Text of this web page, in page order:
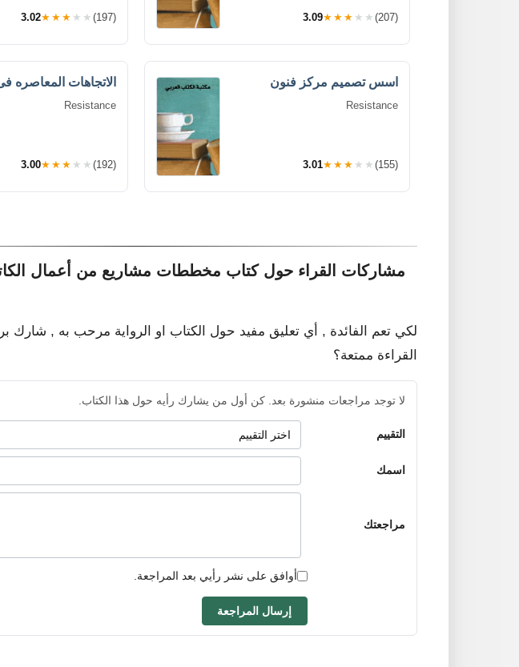
3.09★★★★★ (207)
3.02★★★★★ (197)
اسس تصميم مركز فنون
Resistance
3.01★★★★★ (155)
الاتجاهات المعاصره
Resistance
3.00★★★★★ (192)
مشاركات القراء حول كتاب مخططات مشاريع من أعمال
لكي تعم الفائدة , أي تعليق مفيد حول الكتاب او الرواية مرحب به , شارك
القراءة ممتعة؟
لا توجد مراجعات منشورة بعد. كن أول من يشارك رأيه حول هذا الكتاب.
التقييم
اسمك
مراجعتك
أوافق على نشر رأيي بعد المراجعة.
إرسال المراجعة